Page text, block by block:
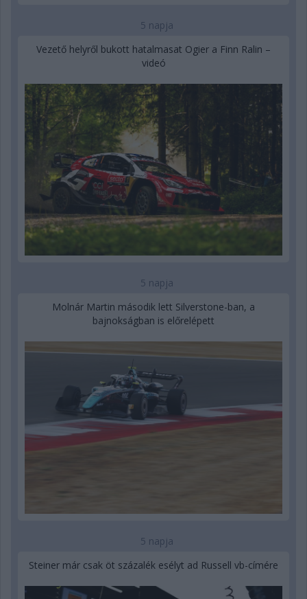
5 napja
Vezető helyről bukott hatalmasat Ogier a Finn Ralin –
videó
5 napja
Molnár Martin második lett Silverstone-ban, a
bajnokságban is előrelépett
5 napja
Steiner már csak öt százalék esélyt ad Russell vb-címére